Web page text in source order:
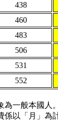
438
460
483
506
531
552
一般本國人。
係以「月」為